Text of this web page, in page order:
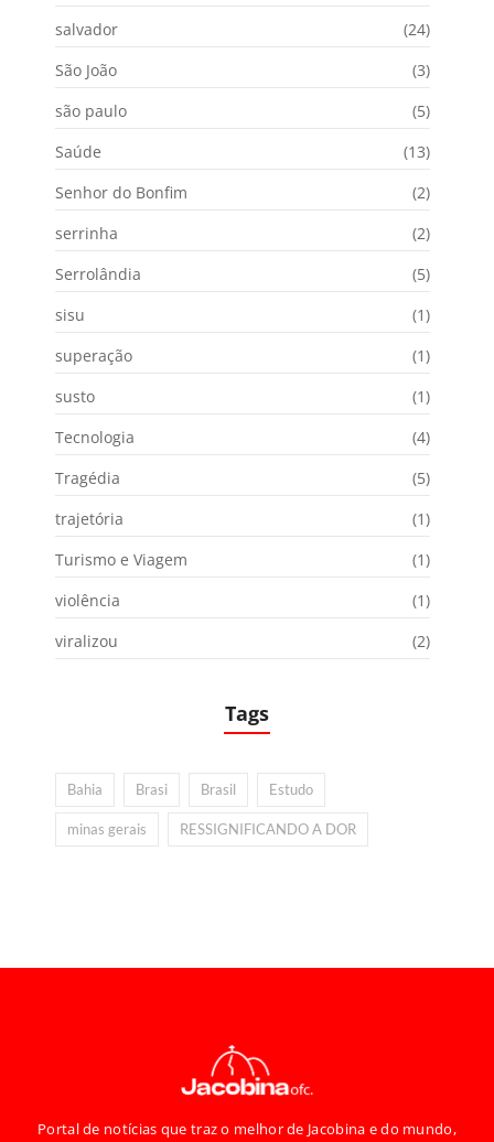
salvador
(24)
São João
(3)
são paulo
(5)
Saúde
(13)
Senhor do Bonfim
(2)
serrinha
(2)
Serrolândia
(5)
sisu
(1)
superação
(1)
susto
(1)
Tecnologia
(4)
Tragédia
(5)
trajetória
(1)
Turismo e Viagem
(1)
violência
(1)
viralizou
(2)
Tags
Bahia Brasi Brasil Estudo
minas gerais RESSIGNIFICANDO A DOR
Portal de notícias que traz o melhor de Jacobina e do mundo,